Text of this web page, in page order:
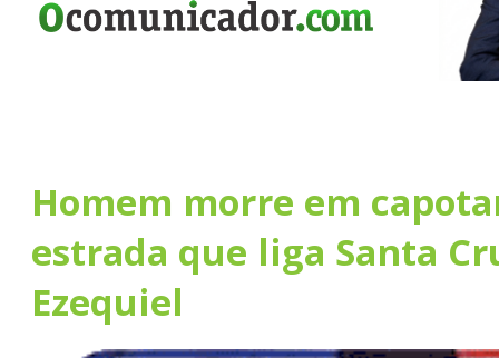
Homem morre em
estrada que liga Santa
Ezequiel